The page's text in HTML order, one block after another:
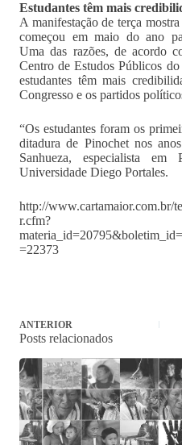
Estudantes têm mais
A manifestação de terça
começou em maio do ano
Uma das razões, de acordo
Centro de Estudos Públicos
estudantes têm mais
Congresso e os partidos
“Os estudantes foram os
ditadura de Pinochet nos
Sanhueza, especialista em
Universidade Diego Portales.
http://www.cartamaior.com.br/
r.cfm?
=22373
ANTERIOR
Posts relacionados